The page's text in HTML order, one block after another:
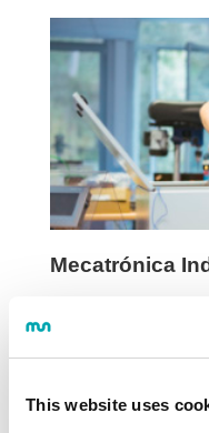
This website uses
Mecatrónica